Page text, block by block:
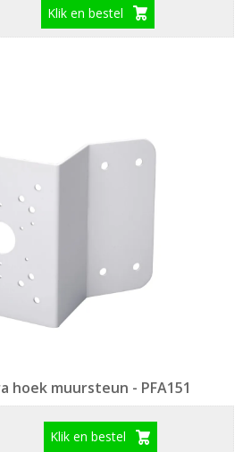
Klik en bestel
hoek muursteun - PFA151
Klik en bestel